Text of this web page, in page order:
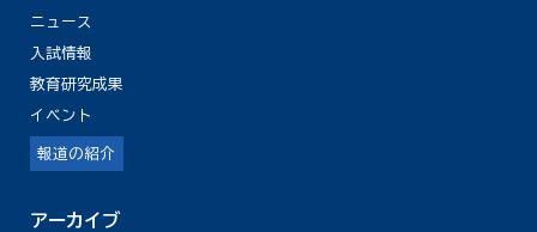
ニュース
入試情報
教育研究成果
イベント
報道の紹介
アーカイブ